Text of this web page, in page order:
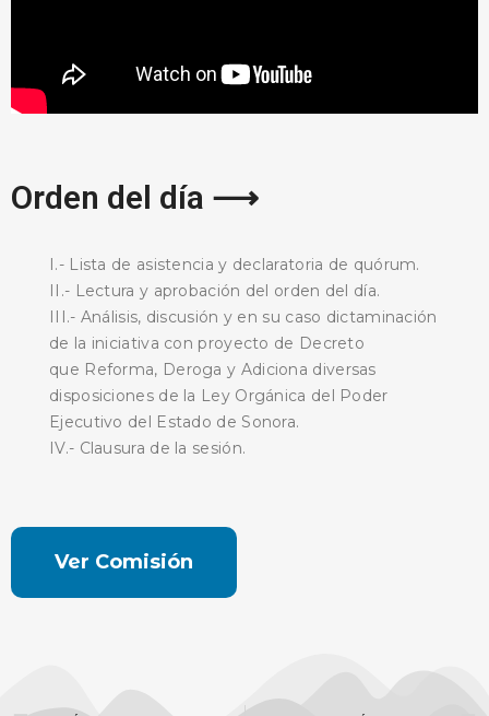
Orden del día ⟶
I.- Lista de asistencia y declaratoria de quórum.
II.- Lectura y aprobación del orden del día.
III.- Análisis, discusión y en su caso dictaminación
de la iniciativa con proyecto de Decreto
que Reforma, Deroga y Adiciona diversas
disposiciones de la Ley Orgánica del Poder
Ejecutivo del Estado de Sonora.
IV.- Clausura de la sesión.
Ver Comisión